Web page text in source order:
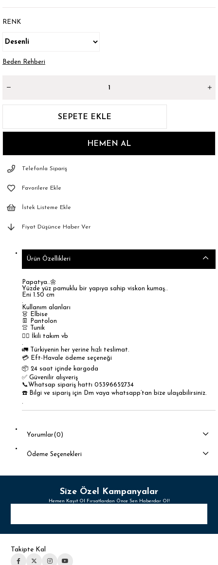
RENK
Beden Rehberi
Telefonla Sipariş
Favorilere Ekle
İstek Listeme Ekle
Fiyat Düşünce Haber Ver
Ürün Özellikleri
Papatya..🌼
Yüzde yüz pamuklu bir yapıya sahip viskon kumaş..
Eni 1.50 cm
.
Kullanım alanları
👗 Elbise
👖 Pantolon
👚 Tunik
🚶‍♀️ İkili takım vb
.
🚛 Türkiyenin her yerine hızlı teslimat.
💳 Eft-Havale ödeme seçeneği
📦 24 saat içinde kargoda
✅ Güvenilir alışveriş
📞Whatsap sipariş hattı 05396652734
☎️ Bilgi ve sipariş için Dm vaya whatsapp’tan bize ulaşabilirsiniz.
.
Yorumlar(0)
Ödeme Seçenekleri
Size Özel Kampanyalar
Hemen Kayıt Ol Fırsatlardan Önce Sen Haberdar Ol!
Takipte Kal